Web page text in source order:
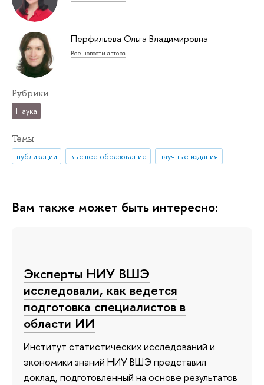
Перфильева Ольга Владимировна
Все новости автора
Рубрики
Наука
Темы
публикации высшее образование научные издания
Вам также может быть интересно:
Эксперты НИУ ВШЭ
исследовали, как ведется
подготовка специалистов в
области ИИ
Институт статистических исследований и
экономики знаний НИУ ВШЭ представил
доклад, подготовленный на основе результатов